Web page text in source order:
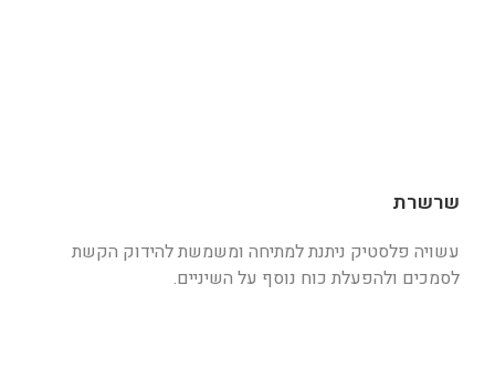
שרשרת
עשויה פלסטיק ניתנת למתיחה ומשמשת להידוק הקשת
לסמכים ולהפעלת כוח נוסף על השיניים.